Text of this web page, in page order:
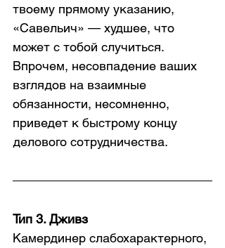
твоему прямому указанию,
«Савельич» — худшее, что
может с тобой случиться.
Впрочем, несовпадение ваших
взглядов на взаимные
обязанности, несомненно,
приведет к быстрому концу
делового сотрудничества.
Тип 3. Дживз
Камердинер слабохарактерного,